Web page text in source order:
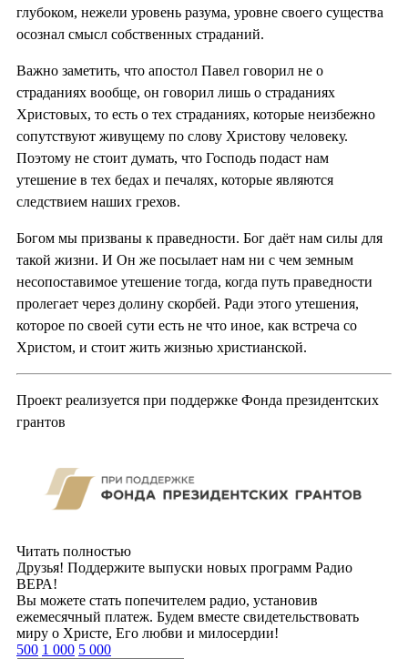
глубоком, нежели уровень разума, уровне своего существа
осознал смысл собственных страданий.
Важно заметить, что апостол Павел говорил не о
страданиях вообще, он говорил лишь о страданиях
Христовых, то есть о тех страданиях, которые неизбежно
сопутствуют живущему по слову Христову человеку.
Поэтому не стоит думать, что Господь подаст нам
утешение в тех бедах и печалях, которые являются
следствием наших грехов.
Богом мы призваны к праведности. Бог даёт нам силы для
такой жизни. И Он же посылает нам ни с чем земным
несопоставимое утешение тогда, когда путь праведности
пролегает через долину скорбей. Ради этого утешения,
которое по своей сути есть не что иное, как встреча со
Христом, и стоит жить жизнью христианской.
Проект реализуется при поддержке Фонда президентских
грантов
Читать полностью
Друзья! Поддержите выпуски новых программ Радио
ВЕРА!
Вы можете стать попечителем радио, установив
ежемесячный платеж. Будем вместе свидетельствовать
миру о Христе, Его любви и милосердии!
500 1 000 5 000